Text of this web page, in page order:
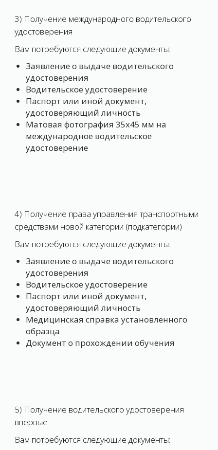
3) Получение международного водительского
удостоверения
Вам потребуются следующие документы:
Заявление о выдаче водительского
удостоверения
Водительское удостоверение
Паспорт или иной документ,
удостоверяющий личность
Матовая фотография 35х45 мм на
международное водительское
удостоверение
4) Получение права управления транспортными
средствами новой категории (подкатегории)
Вам потребуются следующие документы:
Заявление о выдаче водительского
удостоверения
Водительское удостоверение
Паспорт или иной документ,
удостоверяющий личность
Медицинская справка установленного
образца
Документ о прохождении обучения
5) Получение водительского удостоверения
впервые
Вам потребуются следующие документы: